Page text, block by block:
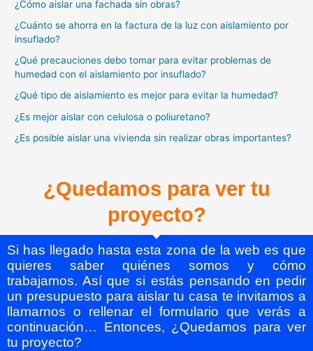
¿Cómo aislar una fachada sin obras?
¿Cuánto se ahorra en la factura de la luz con aislamiento por
insuflado?
¿Qué precauciones debo tomar para evitar problemas de
humedad con el aislamiento por insuflado?
¿Qué tipo de aislamiento es mejor para evitar la humedad?
¿Es mejor aislar con celulosa o poliuretano?
¿Es posible aislar una vivienda sin realizar obras importantes?
¿Quedamos para ver tu
proyecto?
Si has llegado hasta esta zona de la web es que
quieres saber quiénes somos y cómo
trabajamos. Así que si estás pensando en pedir
un presupuesto para aislar tu casa te invitamos a
llamarnos o rellenar el formulario que verás a
continuación… Entonces, ¿Quedamos para ver
tu proyecto?